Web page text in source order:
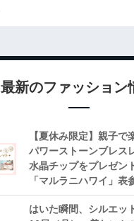
最新のファッション
【夏休み限定】親子で
パワーストーンブレス
水晶チップをプレゼン
「マルラニハワイ」表
はいた瞬間、シルエッ